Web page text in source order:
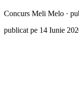
Concurs Meli Melo ·
publicat pe 14 Iunie